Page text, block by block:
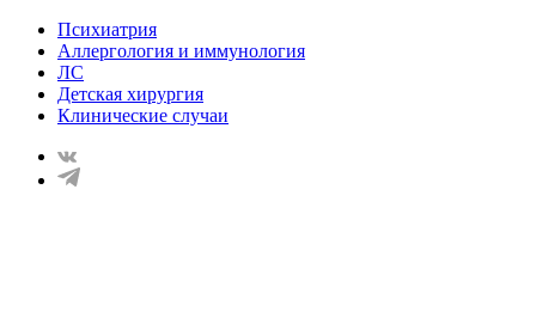
Психиатрия
Аллергология и иммунология
ЛС
Детская хирургия
Клинические случаи